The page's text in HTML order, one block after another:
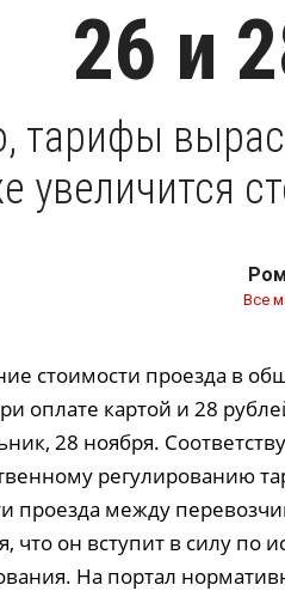
26 и
тарифы
увеличится
Все
стоимости проезда в
оплате картой и 28
28 ноября.
регулированию
проезда между
что он вступит в силу по
На портал